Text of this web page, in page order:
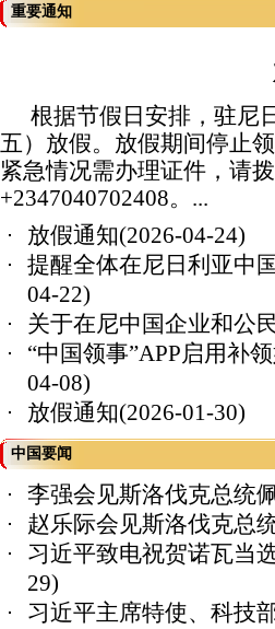
重要通知
根据节假日安排，驻尼
五）放假。放假期间停止
紧急情况需办理证件，请
+2347040702408。...
放假通知(2026-04-24)
提醒全体在尼日利亚中
04-22)
关于在尼中国企业和公
“中国领事”APP启用补
04-08)
放假通知(2026-01-30)
中国要闻
李强会见斯洛伐克总统
赵乐际会见斯洛伐克总
习近平致电祝贺诺瓦当
29)
习近平主席特使、科技